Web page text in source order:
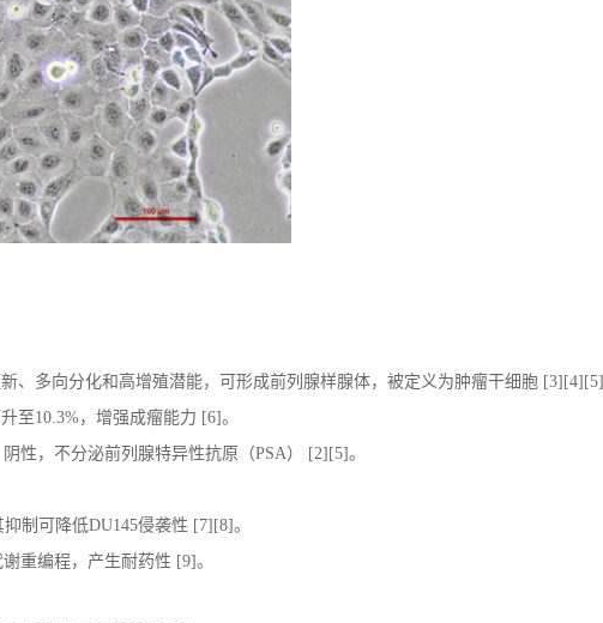
、多向分化和高增殖潜能，可形成前列腺样腺体，被定义为肿瘤干细胞 [3][4][5]
至10.3%，增强成瘤能力 [6]。
阴性，不分泌前列腺特异性抗原（PSA） [2][5]。
抑制可降低DU145侵袭性 [7][8]。
重编程，产生耐药性 [9]。